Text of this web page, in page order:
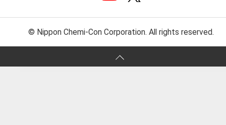
© Nippon Chemi-Con Corporation. All rights reserved.